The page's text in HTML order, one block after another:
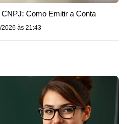
Como Emitir a Conta
2026 às 21:43